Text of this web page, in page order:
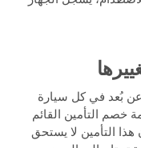
عن بُعد في كل سيارة
خصم التأمين القائم
هذا التأمين لا يستحق